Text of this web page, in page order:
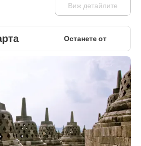
Виж детайлите
Останете от